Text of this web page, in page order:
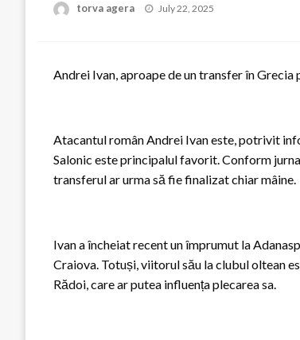
torva agera
Posted
July 22, 2025
Andrei Ivan, aproape de un transfer în
Atacantul român Andrei Ivan este, potrivit
Salonic este principalul favorit. Conform
transferul ar urma să fie finalizat chiar mâine.
Ivan a încheiat recent un împrumut la
Craiova. Totuși, viitorul său la clubul oltean
Rădoi, care ar putea influența plecarea sa.